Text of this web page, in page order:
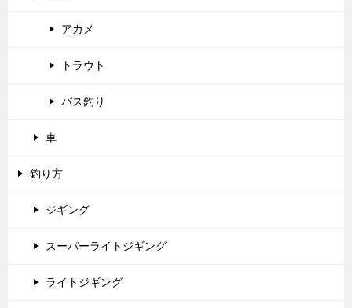
アカメ
トラウト
バス釣り
車
釣り方
ジギング
スーパーライトジギング
ライトジギング